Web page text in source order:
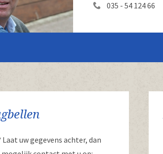
035 - 54 124 66
Laat uw gegevens achter, dan